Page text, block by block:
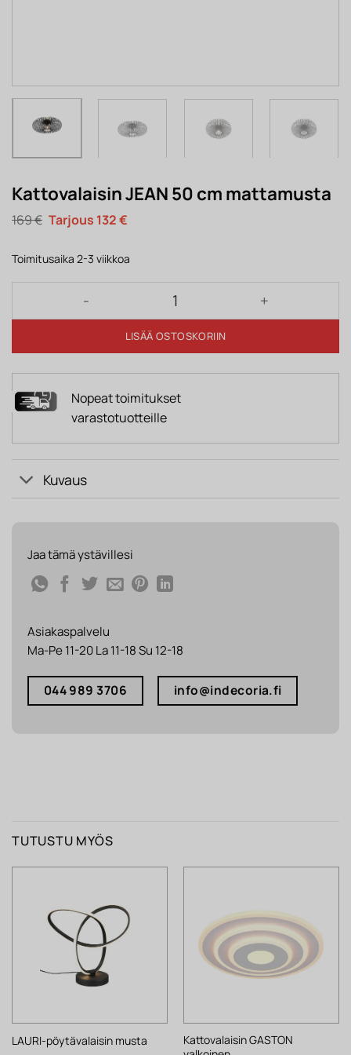
Kattovalaisin JEAN 50 cm mattamusta
169€ Alkuperäinen
hinta
169 €.
132€Nykyinen
132 €.
Toimitusaika 2-3 viikkoa
Kattovalaisin JEAN 50 cm mattamusta määrä
LISÄÄ OSTOSKORIIN
Nopeat toimitukset
varastotuotteille
Kuvaus
Jaa tämä ystävillesi
Asiakaspalvelu
Ma-Pe 11-20 La 11-18 Su 12-18
044 989 3706 info@indecoria.fi
TUTUSTU MYÖS
LAURI-pöytävalaisin musta
Kattovalaisin GASTON